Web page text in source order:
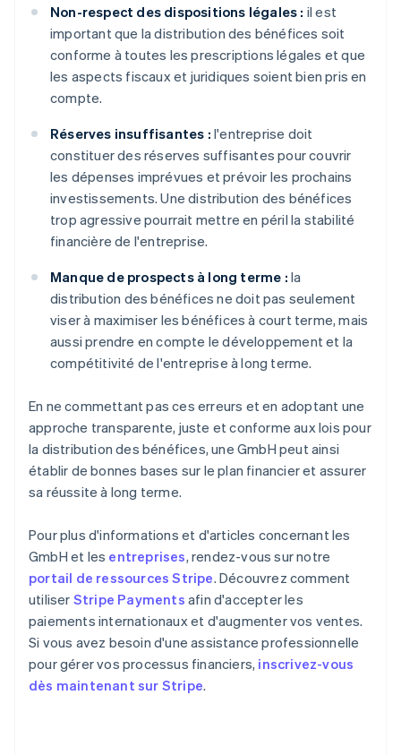
Non-respect des dispositions légales : il est
important que la distribution des bénéfices soit
conforme à toutes les prescriptions légales et que
les aspects fiscaux et juridiques soient bien pris en
compte.
Réserves insuffisantes : l'entreprise doit
constituer des réserves suffisantes pour couvrir
les dépenses imprévues et prévoir les prochains
investissements. Une distribution des bénéfices
trop agressive pourrait mettre en péril la stabilité
financière de l'entreprise.
Manque de prospects à long terme : la
distribution des bénéfices ne doit pas seulement
viser à maximiser les bénéfices à court terme, mais
aussi prendre en compte le développement et la
compétitivité de l'entreprise à long terme.
En ne commettant pas ces erreurs et en adoptant une
approche transparente, juste et conforme aux lois pour
la distribution des bénéfices, une GmbH peut ainsi
établir de bonnes bases sur le plan financier et assurer
sa réussite à long terme.
Pour plus d'informations et d'articles concernant les
GmbH et les entreprises, rendez-vous sur notre
portail de ressources Stripe. Découvrez comment
utiliser Stripe Payments afin d'accepter les
paiements internationaux et d'augmenter vos ventes.
Si vous avez besoin d'une assistance professionnelle
pour gérer vos processus financiers, inscrivez-vous
dès maintenant sur Stripe.